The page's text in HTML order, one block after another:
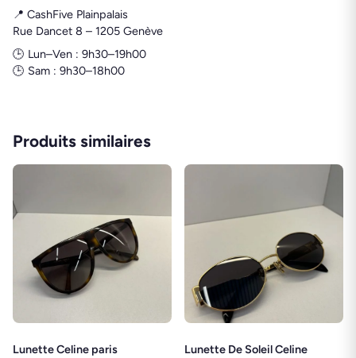
📍 CashFive Plainpalais
Rue Dancet 8 – 1205 Genève
🕒 Lun–Ven : 9h30–19h00
🕒 Sam : 9h30–18h00
Produits similaires
Lunette Celine paris Lunette De Soleil Celine